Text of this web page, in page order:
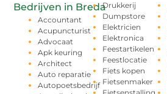
Bedrijven in Breda
Accountant
Acupuncturist
Advocaat
Apk keuring
Architect
Auto reparatie
Autopoetsbedrijf
Drukkerij
Dumpstore
Elektricien
Elektronica
Feestartikelen
Feestlocatie
Fiets kopen
Fietsenmaker